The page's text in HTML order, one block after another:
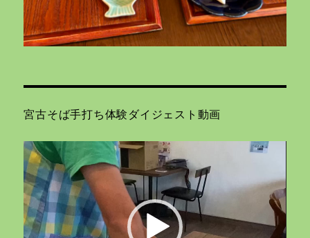
宮古そば手打ち体験ダイジェスト動画
動
画
プ
レ
ー